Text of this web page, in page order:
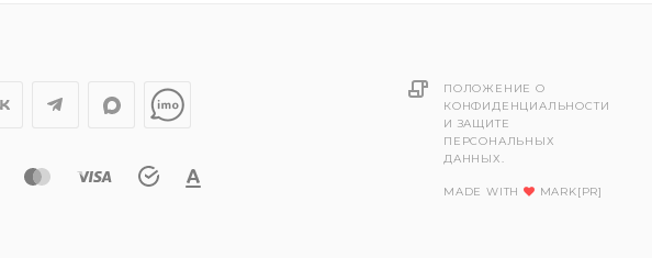
ПОЛОЖЕНИЕ О
КОНФИДЕНЦИАЛЬНОСТИ
И ЗАЩИТЕ
ПЕРСОНАЛЬНЫХ
ДАННЫХ.
MADE WITH MARK[PR]